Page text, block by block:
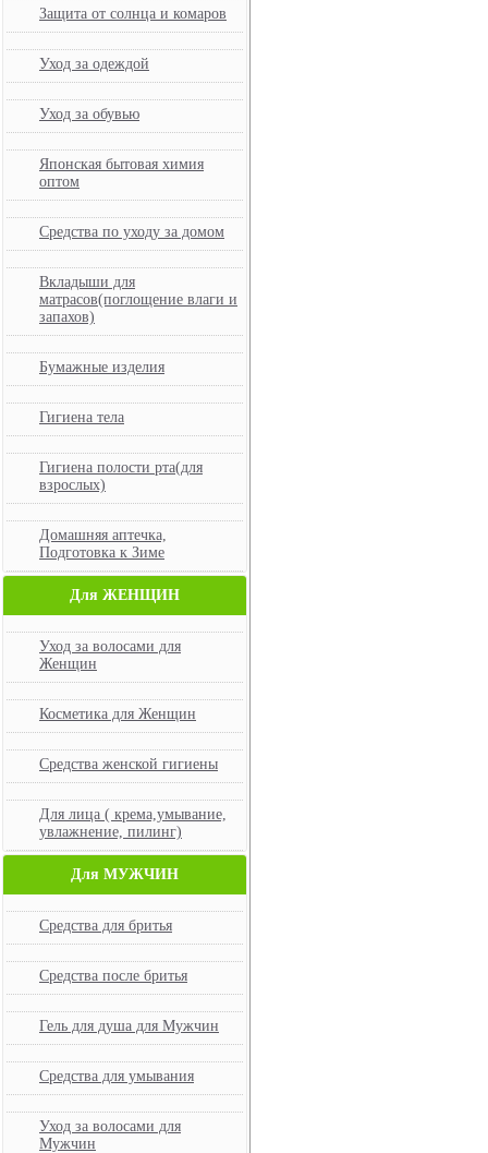
Защита от солнца и комаров
Уход за одеждой
Уход за обувью
Японская бытовая химия
оптом
Средства по уходу за домом
Вкладыши для
матрасов(поглощение влаги и
запахов)
Бумажные изделия
Гигиена тела
Гигиена полости рта(для
взрослых)
Домашняя аптечка,
Подготовка к Зиме
Для ЖЕНЩИН
Уход за волосами для
Женщин
Косметика для Женщин
Средства женской гигиены
Для лица ( крема,умывание,
увлажнение, пилинг)
Для МУЖЧИН
Средства для бритья
Средства после бритья
Гель для душа для Мужчин
Средства для умывания
Уход за волосами для
Мужчин